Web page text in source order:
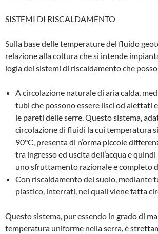
SISTEMI DI RISCALDAMENTO
Sulla base delle temperature del fluido
relazione alla coltura che si intende
logia dei sistemi di riscaldamento che
A circolazione naturale di aria calda,
tubi che possono es­sere lisci od alettati
le pareti delle serre. Questo sistema,
circolazione di fluidi la cui temperatura
90°C, pre­senta di n’orma piccole
tra ingresso ed uscita dell’acqua e
uno sfruttamento razionale e completo
Con riscaldamento del suolo, mediante
plastico, interrati, nei quali viene fatta
Questo sistema, pur essendo in grado di
temperatura uniforme nel­la serra, è